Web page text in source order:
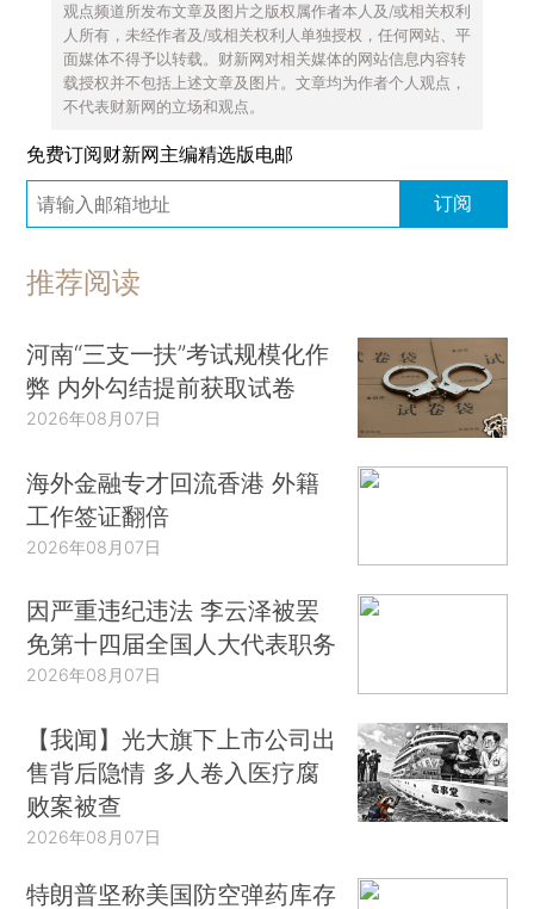
观点频道所发布文章及图片之版权属作者本人及/或相关权利
人所有，未经作者及/或相关权利人单独授权，任何网站、平
面媒体不得予以转载。财新网对相关媒体的网站信息内容转
载授权并不包括上述文章及图片。文章均为作者个人观点，
不代表财新网的立场和观点。
免费订阅财新网主编精选版电邮
订阅
推荐阅读
河南“三支一扶”考试规模化作
弊 内外勾结提前获取试卷
2026年08月07日
海外金融专才回流香港 外籍
工作签证翻倍
2026年08月07日
因严重违纪违法 李云泽被罢
免第十四届全国人大代表职务
2026年08月07日
【我闻】光大旗下上市公司出
售背后隐情 多人卷入医疗腐
败案被查
2026年08月07日
特朗普坚称美国防空弹药库存